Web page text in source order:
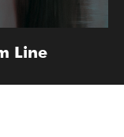
Line